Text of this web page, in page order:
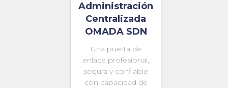
Administración
Centralizada
OMADA SDN
Una puerta de
enlace profesional,
segura y confiable
con capacidad de